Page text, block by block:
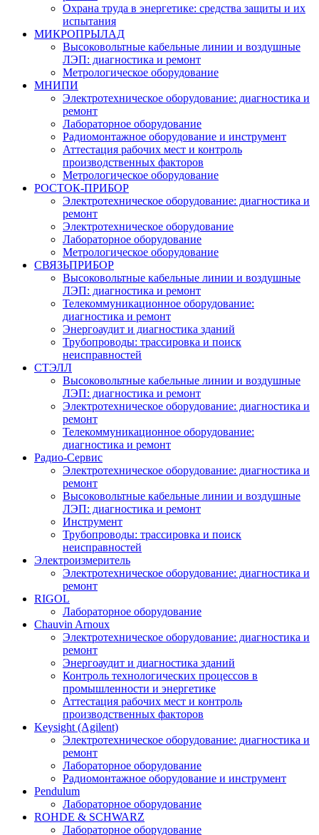
Охрана труда в энергетике: средства защиты и их
испытания
МИКРОПРЫЛАД
Высоковольтные кабельные линии и воздушные
ЛЭП: диагностика и ремонт
Метрологическое оборудование
МНИПИ
Электротехническое оборудование: диагностика и
ремонт
Лабораторное оборудование
Радиомонтажное оборудование и инструмент
Аттестация рабочих мест и контроль
производственных факторов
Метрологическое оборудование
РОСТОК-ПРИБОР
Электротехническое оборудование: диагностика и
ремонт
Электротехническое оборудование
Лабораторное оборудование
Метрологическое оборудование
СВЯЗЬПРИБОР
Высоковольтные кабельные линии и воздушные
ЛЭП: диагностика и ремонт
Телекоммуникационное оборудование:
диагностика и ремонт
Энергоаудит и диагностика зданий
Трубопроводы: трассировка и поиск
неисправностей
СТЭЛЛ
Высоковольтные кабельные линии и воздушные
ЛЭП: диагностика и ремонт
Электротехническое оборудование: диагностика и
ремонт
Телекоммуникационное оборудование:
диагностика и ремонт
Радио-Cервис
Электротехническое оборудование: диагностика и
ремонт
Высоковольтные кабельные линии и воздушные
ЛЭП: диагностика и ремонт
Инструмент
Трубопроводы: трассировка и поиск
неисправностей
Электроизмеритель
Электротехническое оборудование: диагностика и
ремонт
RIGOL
Лабораторное оборудование
Chauvin Arnoux
Электротехническое оборудование: диагностика и
ремонт
Энергоаудит и диагностика зданий
Контроль технологических процессов в
промышленности и энергетике
Аттестация рабочих мест и контроль
производственных факторов
Keysight (Agilent)
Электротехническое оборудование: диагностика и
ремонт
Лабораторное оборудование
Радиомонтажное оборудование и инструмент
Pendulum
Лабораторное оборудование
ROHDE & SCHWARZ
Лабораторное оборудование